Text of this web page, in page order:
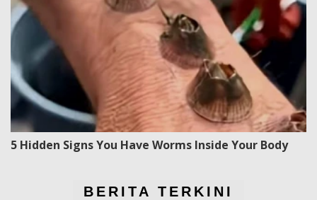
5 Hidden Signs You Have Worms Inside Your Body
BERITA TERKINI